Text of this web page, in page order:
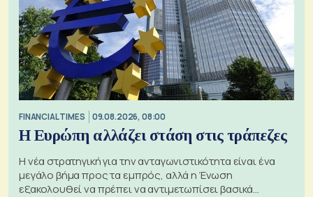
FINANCIAL TIMES 09.08.2026, 08:00
Η Ευρώπη αλλάζει στάση στις τράπεζες
Η νέα στρατηγική για την ανταγωνιστικότητα είναι ένα
μεγάλο βήμα προς τα εμπρός, αλλά η Ένωση
εξακολουθεί να πρέπει να αντιμετωπίσει βασικά